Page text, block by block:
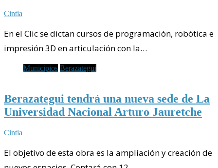
Cintia
En el Clic se dictan cursos de programación, robótica e
impresión 3D en articulación con la…
Municipios Berazategui
Berazategui tendrá una nueva sede de La
Universidad Nacional Arturo Jauretche
Cintia
El objetivo de esta obra es la ampliación y creación de